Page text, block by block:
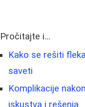
Pročitajte i...
Kako se rešiti
saveti
Komplikacije
iskustva i rešenja